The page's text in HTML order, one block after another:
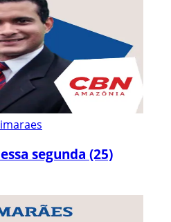
segunda (25)